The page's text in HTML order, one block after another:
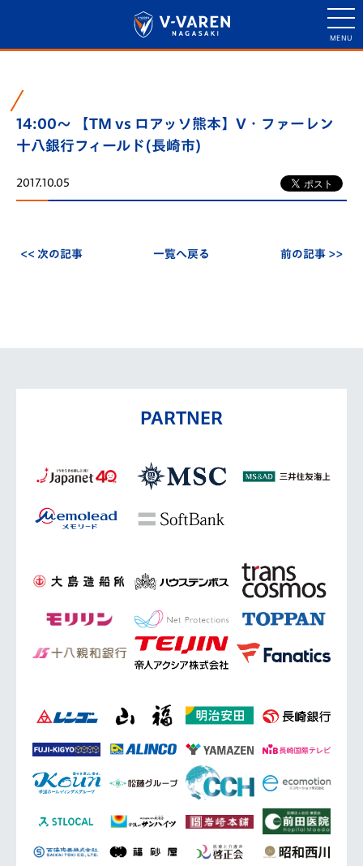
14:00～ 【TM vs ロアッソ熊本】V・ファーレン
十八銀行フィールド(長崎市)
2017.10.05
<< 次の記事 一覧へ戻る 前の記事 >>
PARTNER